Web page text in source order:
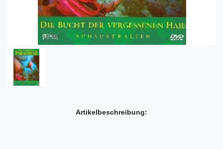
Artikelbeschreibung: